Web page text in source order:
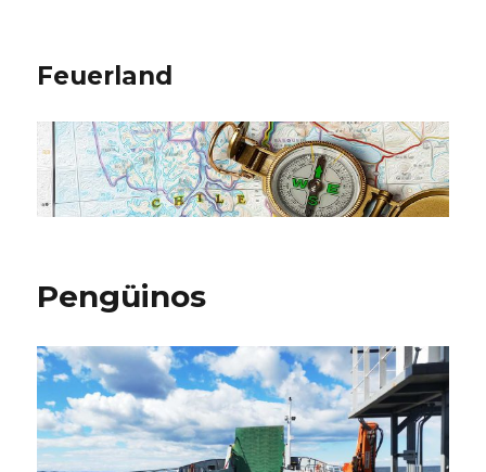
Feuerland
Pengüinos